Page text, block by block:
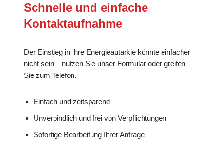
Schnelle und einfache
Kontaktaufnahme
Der Einstieg in Ihre Energieautarkie könnte einfacher
nicht sein – nutzen Sie unser Formular oder greifen
Sie zum Telefon.
Einfach und zeitsparend
Unverbindlich und frei von Verpflichtungen
Sofortige Bearbeitung Ihrer Anfrage